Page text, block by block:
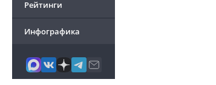
Рейтинги
Инфографика